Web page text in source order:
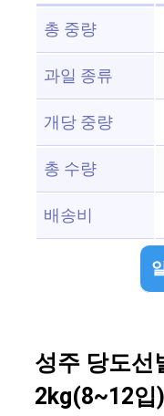
총 중량
과일 종류
개당 중량
총 수량
배송비
성주 당도선
2kg(8~12입